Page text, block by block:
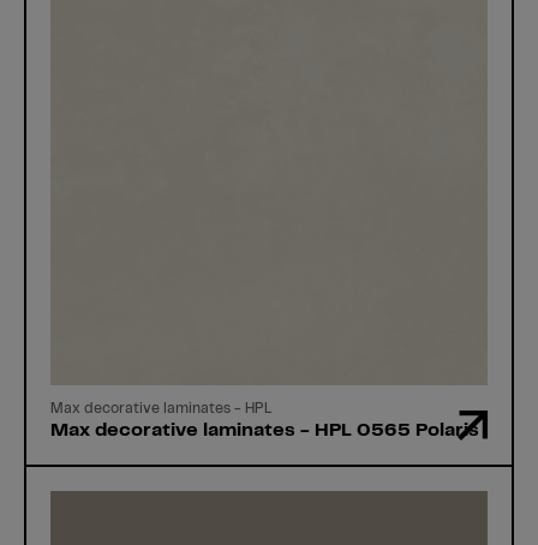
Max decorative laminates - HPL
Max decorative laminates - HPL 0565 Polaris